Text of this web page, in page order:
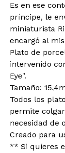
Es en ese
príncipe, le
miniaturista
encargó al
Plato de
intervenido
Eye".
Tamaño:
Todos los
permite
necesidad de
Creado para
** Si quieres